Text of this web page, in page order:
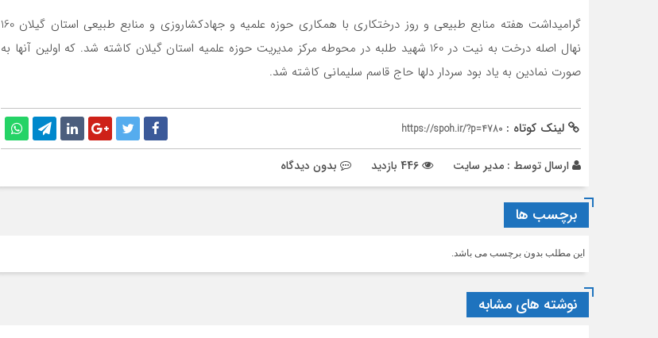
گرامیداشت هفته منابع طبیعی و روز درختکاری با همکاری حوزه علمیه و جهادکشاروزی و منابع طبیعی استان گیلان 160
نهال اصله درخت به نیت در 160 شهید طلبه در محوطه مرکز مدیریت حوزه علمیه استان گیلان کاشته شد. که اولین آنها به
صورت نمادین به یاد بود سردار دلها حاج قاسم سلیمانی کاشته شد.
لینک کوتاه : https://spoh.ir/?p=4780
ارسال توسط : مدیر سایت بدون دیدگاه
برچسب ها
این مطلب بدون برچسب می باشد.
نوشته های مشابه